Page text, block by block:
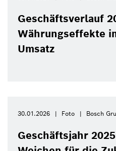
Geschäftsverlauf
Währungseffekte
Umsatz
30.01.2026 Foto Bosch
Geschäftsjahr